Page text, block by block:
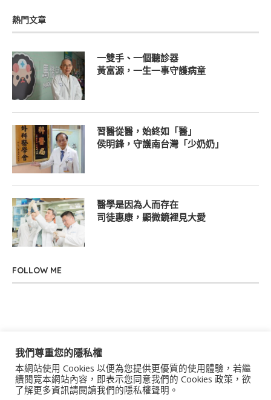
熱門文章
一雙手、一個聽診器
黃富源，一生一事守護病童
習醫從醫，始終如「醫」
侯明鋒，守護南台灣「少奶奶」
醫學是因為人而存在
司徒惠康，顯微鏡裡見大愛
FOLLOW ME
關於我們 聯絡我們 服務條款 隱私權政策
著作權聲明 作者群
我們尊重您的隱私權
本網站使用 Cookies 以便為您提供更優質的使用體驗，若繼
續閱覽本網站內容，即表示您同意我們的 Cookies 政策，欲
了解更多資訊請閱讀我們的隱私權聲明。